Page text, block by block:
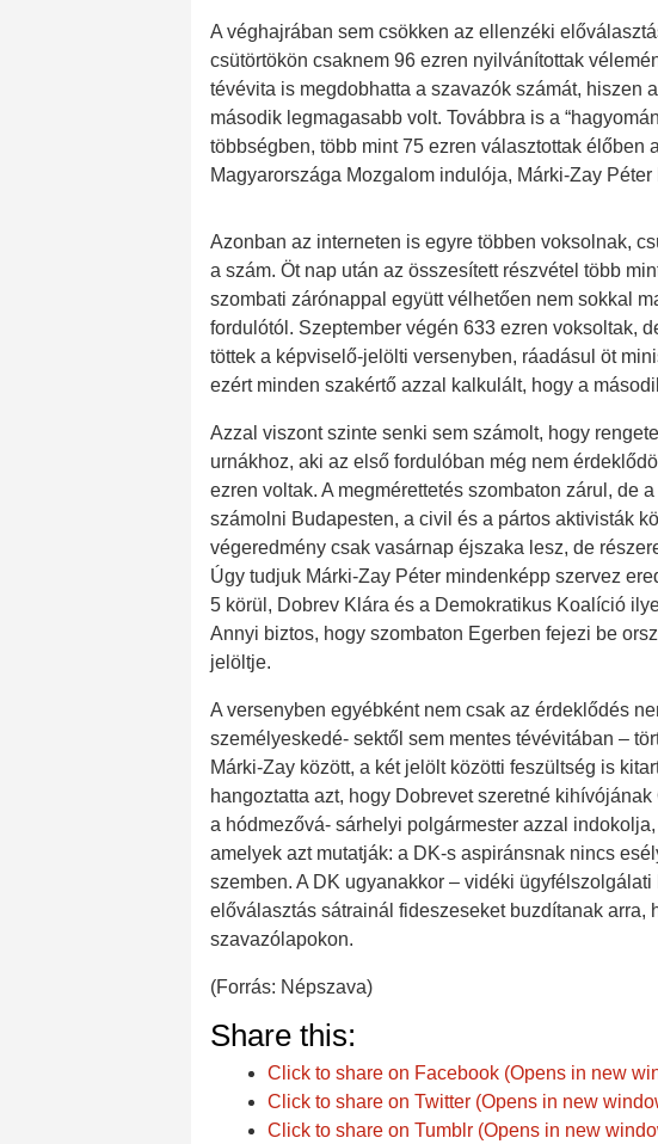
A véghajrában sem csökken az ellenzéki
csütörtökön csaknem 96 ezren nyilvánítottak
tévévita is megdobhatta a szavazók számát, hiszen
második legmagasabb volt. Továbbra is a
többségben, több mint 75 ezren választottak élőben
Magyarországa Mozgalom indulója, Márki-Zay Péter
Azonban az interneten is egyre többen voksolnak,
a szám. Öt nap után az összesített részvétel több
szombati zárónappal együtt vélhetően nem sokkal
fordulótól. Szeptember végén 633 ezren voksoltak,
töttek a képviselő-jelölti versenyben, ráadásul öt
ezért minden szakértő azzal kalkulált, hogy a
Azzal viszont szinte senki sem számolt, hogy
urnákhoz, aki az első fordulóban még nem
ezren voltak. A megmérettetés szombaton zárul, de
számolni Budapesten, a civil és a pártos aktivisták
végeredmény csak vasárnap éjszaka lesz, de
Úgy tudjuk Márki-Zay Péter mindenképp szervez
5 körül, Dobrev Klára és a Demokratikus Koalíció
Annyi biztos, hogy szombaton Egerben fejezi be
jelöltje.
A versenyben egyébként nem csak az érdeklődés
személyeskedé- sektől sem mentes tévévitában –
Márki-Zay között, a két jelölt közötti feszültség is
hangoztatta azt, hogy Dobrevet szeretné
a hódmezővá- sárhelyi polgármester azzal
amelyek azt mutatják: a DK-s aspiránsnak nincs
szemben. A DK ugyanakkor – vidéki
előválasztás sátrainál fideszeseket buzdítanak arra,
szavazólapokon.
(Forrás: Népszava)
Share this:
Click to share on Facebook (Opens in new
Click to share on Twitter (Opens in new
Click to share on Tumblr (Opens in new